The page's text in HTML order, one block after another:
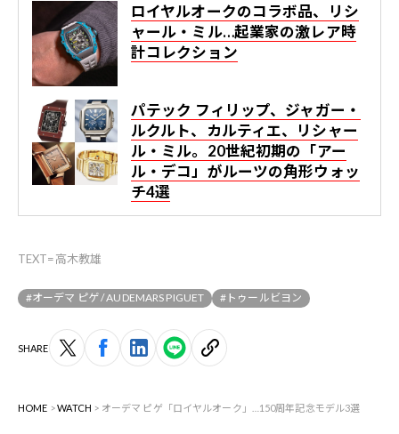
ロイヤルオークのコラボ品、リシ
ャール・ミル…起業家の激レア時
計コレクション
パテック フィリップ、ジャガー・
ルクルト、カルティエ、リシャー
ル・ミル。20世紀初期の「アー
ル・デコ」がルーツの角形ウォッ
チ4選
TEXT=高木教雄
#オーデマ ピゲ / AUDEMARS PIGUET #トゥールビヨン
SHARE
HOME WATCH オーデマ ピゲ「ロイヤルオーク」…150周年記念モデル3選